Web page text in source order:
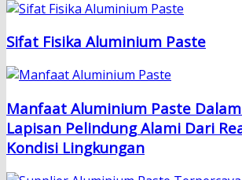
Sifat Fisika Aluminium Paste
Manfaat Aluminium Paste
Lapisan Pelindung Alami Dari
Kondisi Lingkungan